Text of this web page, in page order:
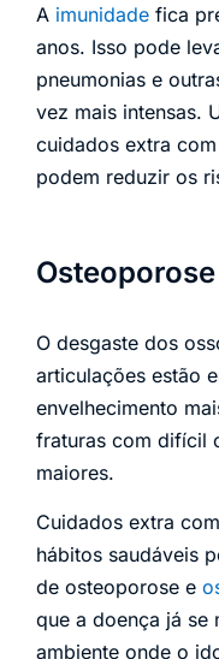
A imunidade fica
anos. Isso pode
pneumonias e
vez mais intensas.
cuidados extra
podem reduzir os
O desgaste dos
articulações estão
envelhecimento
fraturas com difícil
maiores.
Cuidados extra
hábitos saudáveis
de osteoporose e
que a doença já se
ambiente onde o